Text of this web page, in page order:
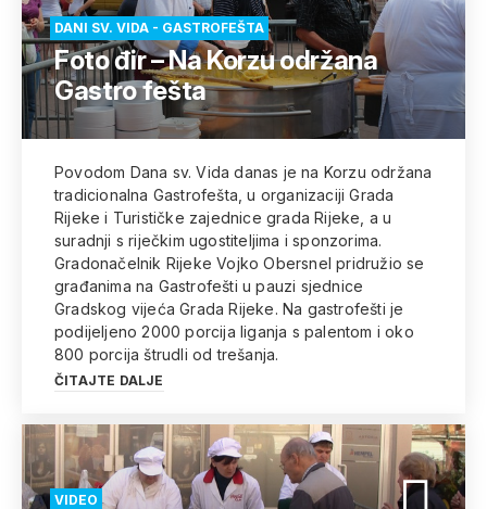
DANI SV. VIDA - GASTROFEŠTA
Foto đir – Na Korzu održana
Gastro fešta
Povodom Dana sv. Vida danas je na Korzu održana
tradicionalna Gastrofešta, u organizaciji Grada
Rijeke i Turističke zajednice grada Rijeke, a u
suradnji s riječkim ugostiteljima i sponzorima.
Gradonačelnik Rijeke Vojko Obersnel pridružio se
građanima na Gastrofešti u pauzi sjednice
Gradskog vijeća Grada Rijeke. Na gastrofešti je
podijeljeno 2000 porcija liganja s palentom i oko
800 porcija štrudli od trešanja.
ČITAJTE DALJE
VIDEO